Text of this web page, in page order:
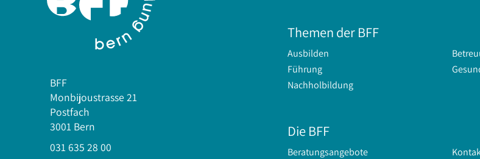
BFF
Monbijoustrasse 21
Postfach
3001 Bern
031 635 28 00
Themen der BFF
Ausbilden
Führung
Nachholbildung
Die BFF
Beratungsangebote